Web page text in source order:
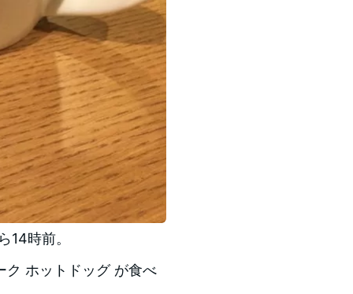
14時前。
ク ホットドッグ が食べ